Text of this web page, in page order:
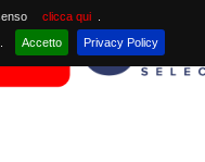
clicca qui
Accetto Privacy Policy